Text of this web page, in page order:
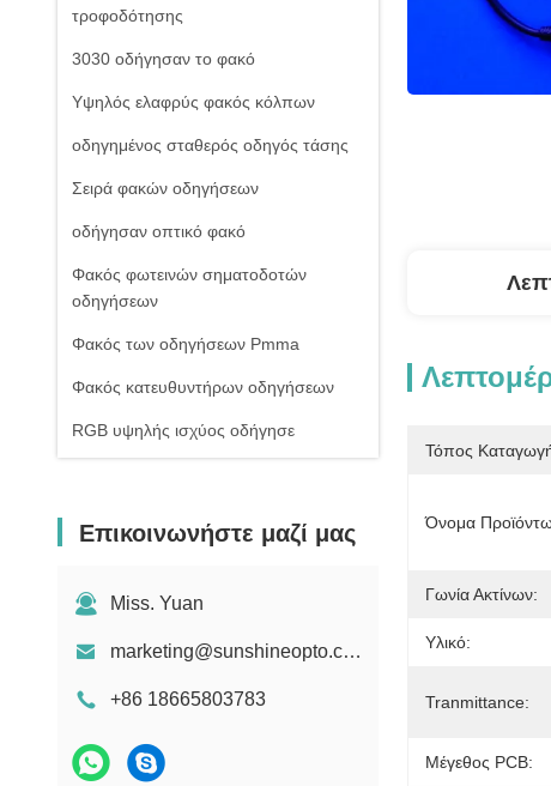
τροφοδότησης
3030 οδήγησαν το φακό
Υψηλός ελαφρύς φακός κόλπων
οδηγημένος σταθερός οδηγός τάσης
Σειρά φακών οδηγήσεων
οδήγησαν οπτικό φακό
Φακός φωτεινών σηματοδοτών
οδηγήσεων
Φακός των οδηγήσεων Pmma
Φακός κατευθυντήρων οδηγήσεων
RGB υψηλής ισχύος οδήγησε
δύναμης
Επικοινωνήστε μαζί μας
Miss. Yuan
marketing@sunshineopto.com
+86 18665803783
Τόπος
Όνομα
Γωνία Ακτίνων:
Υλικό:
Tranmittance:
Μέγεθος PCB: